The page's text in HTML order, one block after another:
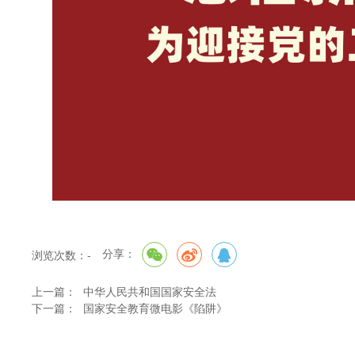
浏览次数： - 分享：
上一篇：
中华人民共和国国家安全法
下一篇：
国家安全教育微电影《陷阱》